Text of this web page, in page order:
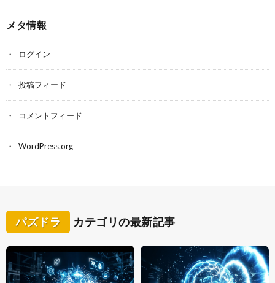
メタ情報
ログイン
投稿フィード
コメントフィード
WordPress.org
パズドラ カテゴリの最新記事